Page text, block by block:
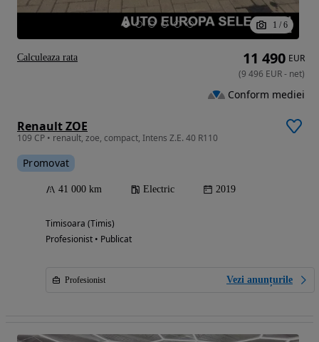
1 / 6
Renault ZOE
109 CP • renault, zoe, compact, Intens Z.E. 40 R110
Promovat
41 000 km Electric 2019
Timisoara (Timis)
Profesionist • Publicat
Profesionist Vezi anunțurile
11 490 EUR
(9 496 EUR- net)
Conform mediei
Calculeaza rata